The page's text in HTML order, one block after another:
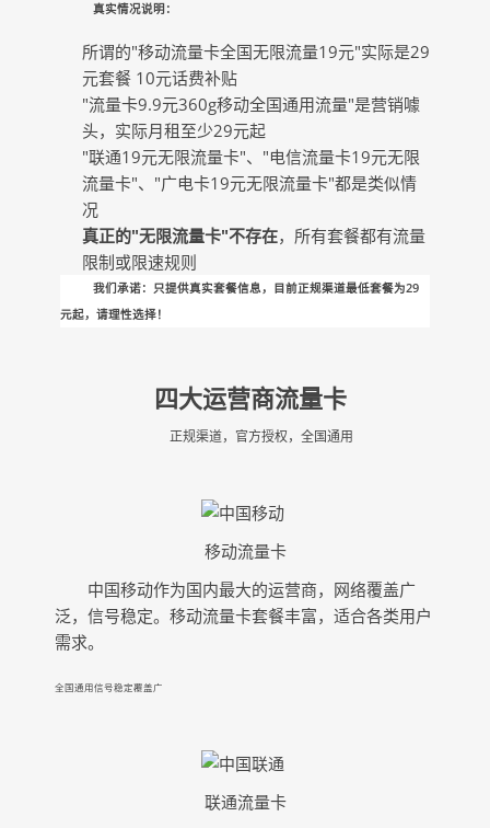
真实情况说明：
所谓的"移动流量卡全国无限流量19元"实际是29
元套餐 10元话费补贴
"流量卡9.9元360g移动全国通用流量"是营销噱
头，实际月租至少29元起
"联通19元无限流量卡"、"电信流量卡19元无限
流量卡"、"广电卡19元无限流量卡"都是类似情
况
真正的"无限流量卡"不存在，所有套餐都有流量
限制或限速规则
我们承诺：只提供真实套餐信息，目前正规渠道最低套餐为29
元起，请理性选择！
四大运营商流量卡
正规渠道，官方授权，全国通用
移动流量卡
中国移动作为国内最大的运营商，网络覆盖广
泛，信号稳定。移动流量卡套餐丰富，适合各类用户
需求。
全国通用信号稳定覆盖广
联通流量卡